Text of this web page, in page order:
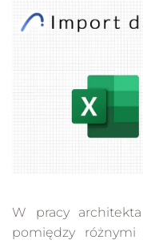
W pracy
pomiędzy różnymi